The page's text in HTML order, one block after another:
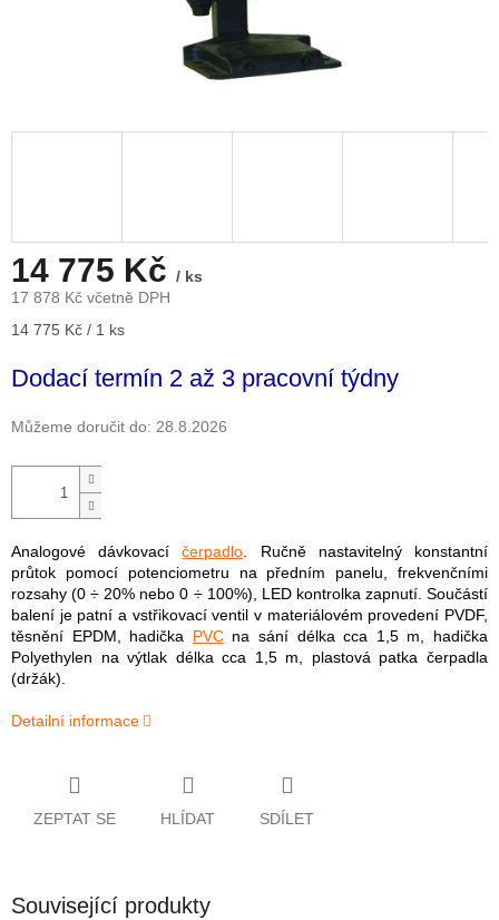
14 775 Kč / ks
17 878 Kč včetně DPH
Měrná
14 775 Kč / 1 ks
Dodací termín 2 až 3 pracovní týdny
Můžeme doručit do: 28.8.2026
Analogové dávkovacíčerpadlo. Ručně nastavitelný konstantní
průtok pomocí potenciometru na předním panelu, frekvenčními
rozsahy (0 ÷ 20% nebo 0 ÷ 100%), LED kontrolka zapnutí. Součástí
balení je patní a vstřikovací ventil v materiálovém provedení PVDF,
těsnění EPDM, hadička PVCna sání délka cca 1,5 m, hadička
Polyethylen na výtlak délka cca 1,5 m, plastová patka čerpadla
(držák).
Detailní informace
ZEPTAT SE HLÍDAT SDÍLET
Související produkty